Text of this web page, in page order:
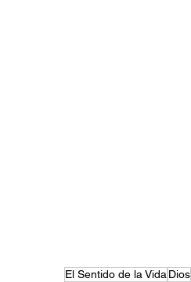
El Sentido de la VidaDios